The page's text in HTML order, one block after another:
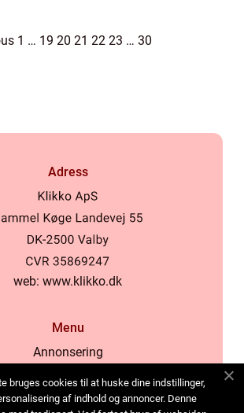
1 … 19 20 21 22 23 … 30
Adress
web: www.klikko.dk
Menu
Annonsering
Cookies
bruges cookies til at huske dine indstillinger,
af indhold og annoncer. Denne